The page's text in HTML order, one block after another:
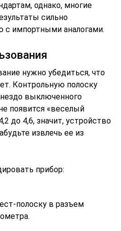
однако, многие
сильно
с импортными аналогами.
нужно убедиться, что
Контрольную полоску
выключенного
появится «веселый
до 4,6, значит, устройство
извлечь ее из
прибор:
полоску в разъем